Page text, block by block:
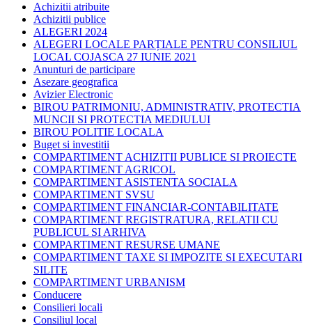
Achizitii atribuite
Achizitii publice
ALEGERI 2024
ALEGERI LOCALE PARȚIALE PENTRU CONSILIUL
LOCAL COJASCA 27 IUNIE 2021
Anunturi de participare
Asezare geografica
Avizier Electronic
BIROU PATRIMONIU, ADMINISTRATIV, PROTECTIA
MUNCII SI PROTECTIA MEDIULUI
BIROU POLITIE LOCALA
Buget si investitii
COMPARTIMENT ACHIZITII PUBLICE SI PROIECTE
COMPARTIMENT AGRICOL
COMPARTIMENT ASISTENTA SOCIALA
COMPARTIMENT SVSU
COMPARTIMENT FINANCIAR-CONTABILITATE
COMPARTIMENT REGISTRATURA, RELATII CU
PUBLICUL SI ARHIVA
COMPARTIMENT RESURSE UMANE
COMPARTIMENT TAXE SI IMPOZITE SI EXECUTARI
SILITE
COMPARTIMENT URBANISM
Conducere
Consilieri locali
Consiliul local